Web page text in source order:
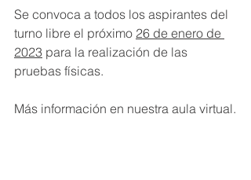
Se convoca a todos los aspirantes del
turno libre el próximo 26 de enero de
2023 para la realización de las
pruebas físicas.
Más información en nuestra aula virtual.